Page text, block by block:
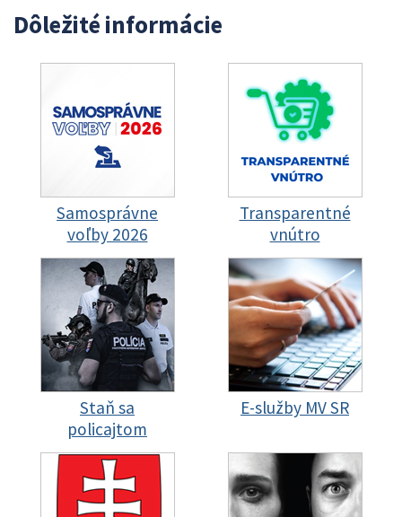
Dôležité informácie
Samosprávne
voľby 2026
Transparentné
vnútro
Staň sa
policajtom
E-služby MV SR